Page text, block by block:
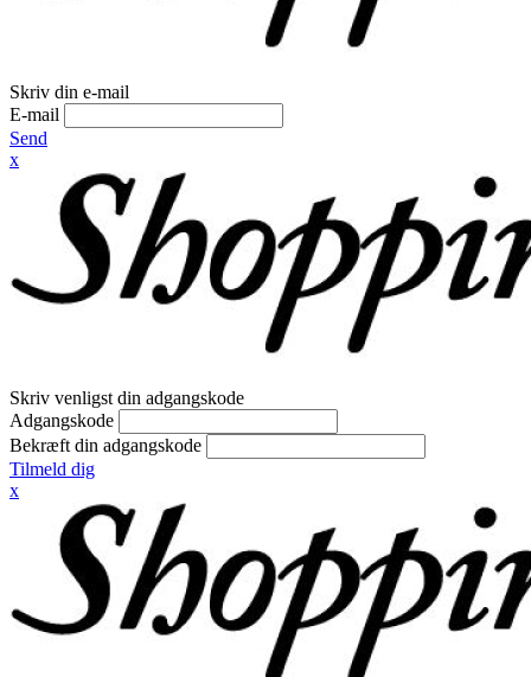
Skriv din e-mail
E-mail
Send
x
Skriv venligst din adgangskode
Adgangskode
Bekræft din adgangskode
Tilmeld dig
x